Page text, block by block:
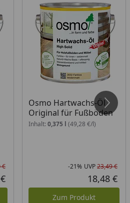
Rabatt in Prozent
Ursprünglicher Preis
€
Aktueller Preis
Osmo Hartwachs-Öl
Original für Fußböden
Inhalt: 0,375 l (49,28 €/l)
-21% UVP23,49 €
18,48 €
Zum Produkt